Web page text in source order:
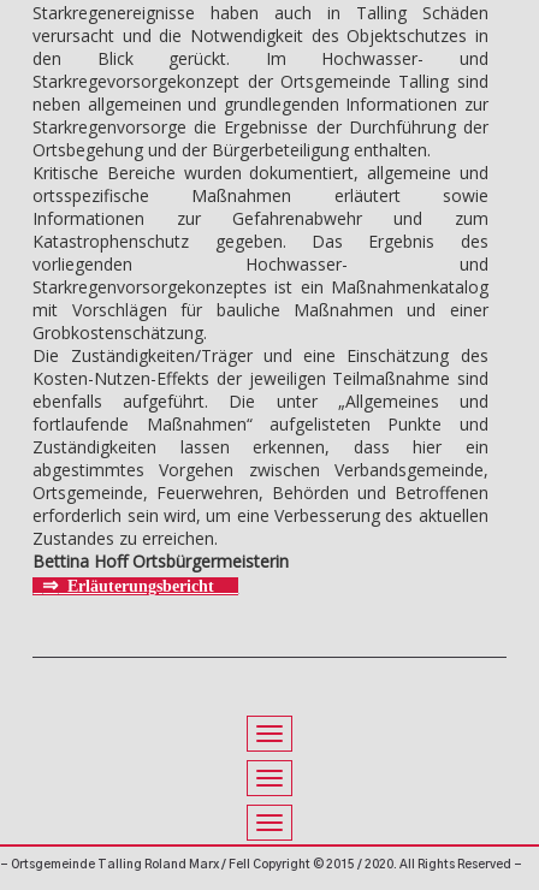
Starkregenereignisse haben auch in Talling Schäden
verursacht und die Notwendigkeit des Objektschutzes in
den Blick gerückt. Im Hochwasser- und
Starkregevorsorgekonzept der Ortsgemeinde Talling sind
neben allgemeinen und grundlegenden Informationen zur
Starkregenvorsorge die Ergebnisse der Durchführung der
Ortsbegehung und der Bürgerbeteiligung enthalten.
Kritische Bereiche wurden dokumentiert, allgemeine und
ortsspezifische Maßnahmen erläutert sowie
Informationen zur Gefahrenabwehr und zum
Katastrophenschutz gegeben. Das Ergebnis des
vorliegenden Hochwasser- und
Starkregenvorsorgekonzeptes ist ein Maßnahmenkatalog
mit Vorschlägen für bauliche Maßnahmen und einer
Grobkostenschätzung.
Die Zuständigkeiten/Träger und eine Einschätzung des
Kosten-Nutzen-Effekts der jeweiligen Teilmaßnahme sind
ebenfalls aufgeführt. Die unter „Allgemeines und
fortlaufende Maßnahmen“ aufgelisteten Punkte und
Zuständigkeiten lassen erkennen, dass hier ein
abgestimmtes Vorgehen zwischen Verbandsgemeinde,
Ortsgemeinde, Feuerwehren, Behörden und Betroffenen
erforderlich sein wird, um eine Verbesserung des aktuellen
Zustandes zu erreichen.
Bettina Hoff Ortsbürgermeisterin
⇒Erläuterungsbericht
- Ortsgemeinde Talling Roland Marx / Fell Copyright © 2015 / 2020. All Rights Reserved -